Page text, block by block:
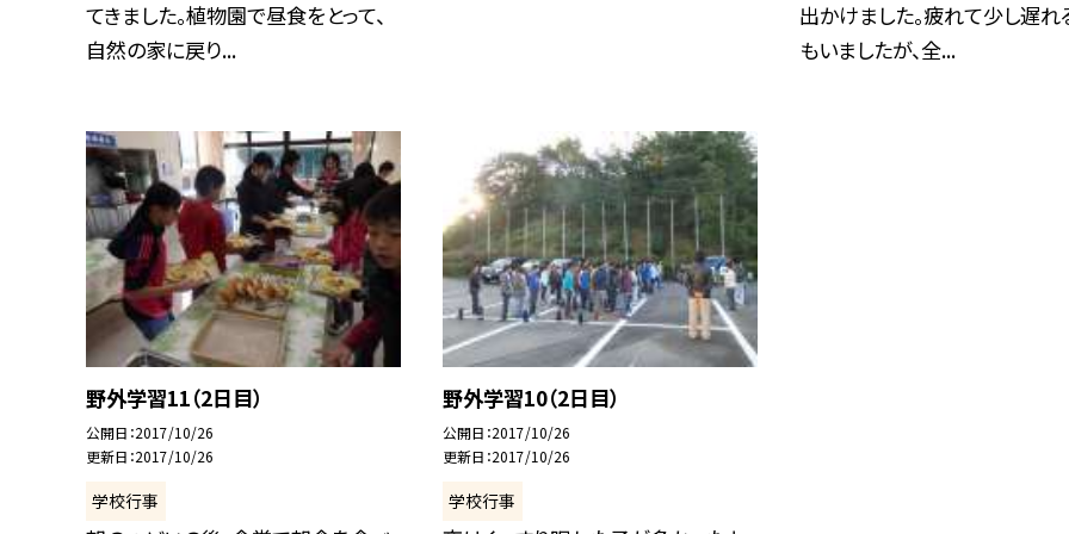
てきました。植物園で昼食をとって、
自然の家に戻り...
出かけました。疲れて少し遅れ
もいましたが、全...
野外学習11（2日目）
公開日 2017/10/26
更新日 2017/10/26
学校行事
野外学習10（2日目）
公開日 2017/10/26
更新日 2017/10/26
学校行事